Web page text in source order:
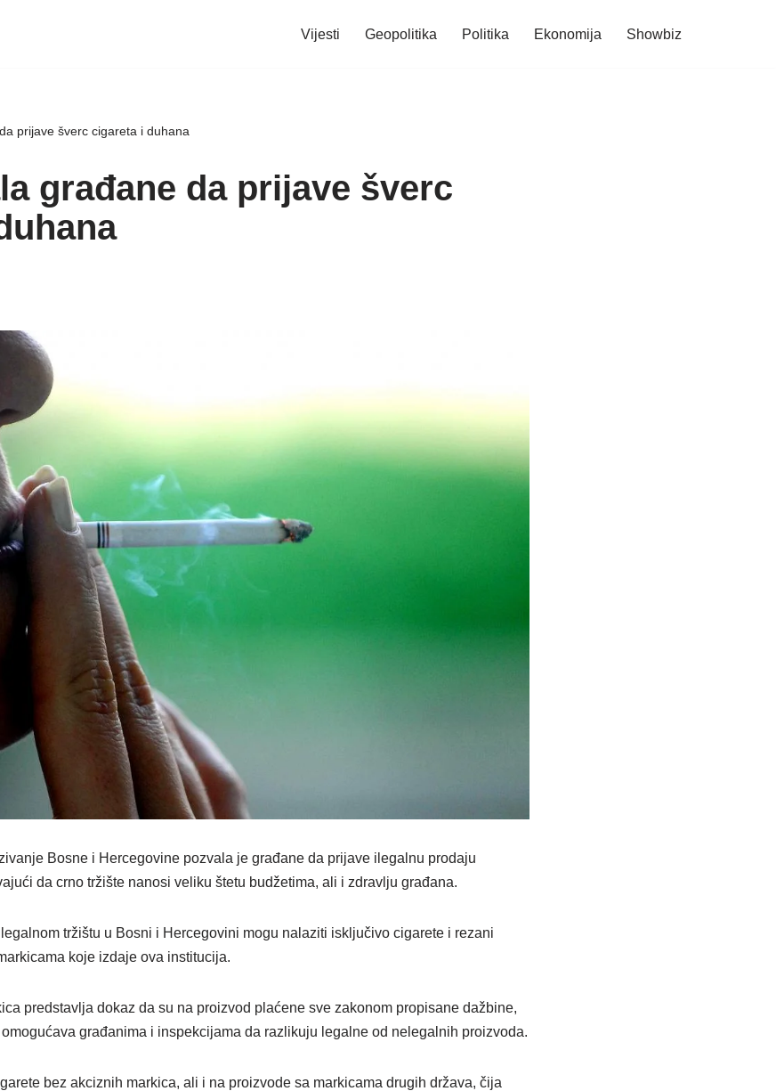
Vijesti Geopolitika Politika Ekonomija Showbiz
prijave šverc cigareta i duhana
građane da prijave šverc
Bosne i Hercegovine pozvala je građane da prijave ilegalnu prodaju
da crno tržište nanosi veliku štetu budžetima, ali i zdravlju građana.
tržištu u Bosni i Hercegovini mogu nalaziti isključivo cigarete i rezani
koje izdaje ova institucija.
predstavlja dokaz da su na proizvod plaćene sve zakonom propisane dažbine,
građanima i inspekcijama da razlikuju legalne od nelegalnih proizvoda.
bez akciznih markica, ali i na proizvode sa markicama drugih država, čija